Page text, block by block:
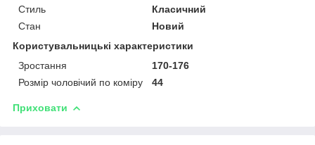
Стиль
Класичний
Стан
Новий
Користувальницькі характеристики
Зростання
170-176
Розмір чоловічий по коміру
44
Приховати